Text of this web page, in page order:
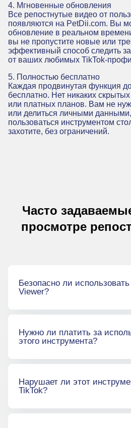
4. Мгновенные обновления
Все репостнутые видео от
появляются на PetDii.com. Вы
обновление в реальном
вы не пропустите новые или
эффективный способ следить
от ваших любимых TikTok-
5. Полностью бесплатно
Каждая продвинутая функция
бесплатно. Нет никаких
или платных планов. Вам не
или делиться личными
пользоваться инструментом
захотите, без ограничений.
Часто
просмотре
Безопасно ли
Viewer?
работает анонимно и
запрашивает данные для
репосты TikTok без
безопасностью.
Нужно ли платить за
этого инструмента?
функция на сайте
оплаты или скрытых
Нарушает ли этот
TikTok?